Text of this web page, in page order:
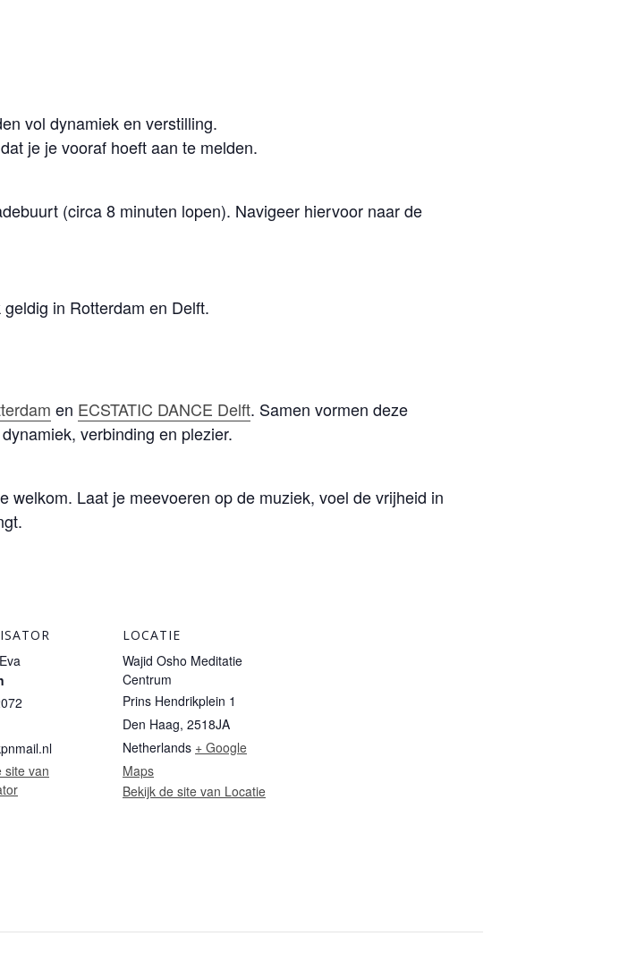
vol dynamiek en verstilling.
je je vooraf hoeft aan te melden.
(circa 8 minuten lopen). Navigeer hiervoor naar de
in Rotterdam en Delft.
en ECSTATIC DANCE Delft. Samen vormen deze
verbinding en plezier.
Laat je meevoeren op de muziek, voel de vrijheid in
site van
LOCATIE
Wajid Osho Meditatie
Centrum
Prins Hendrikplein 1
Den Haag, 2518JA
Netherlands + Google
Maps
Bekijk de site van Locatie